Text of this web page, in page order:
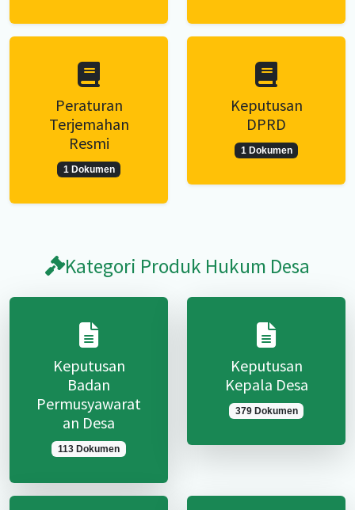
Peraturan
Terjemahan
Resmi
1 Dokumen
Keputusan
DPRD
1 Dokumen
Kategori Produk Hukum Desa
Keputusan
Badan
Permusyawarat
an Desa
113 Dokumen
Keputusan
Kepala Desa
379 Dokumen